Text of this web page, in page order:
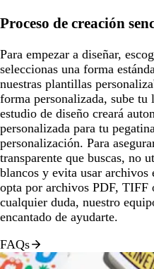
Proceso de creación
Para empezar a diseñar,
seleccionas una forma
nuestras plantillas
forma personalizada, sube
estudio de diseño creará
personalizada para tu
personalización. Para
transparente que buscas, no
blancos y evita usar archivos
opta por archivos PDF, TIFF
cualquier duda, nuestro
encantado de ayudarte.
FAQs